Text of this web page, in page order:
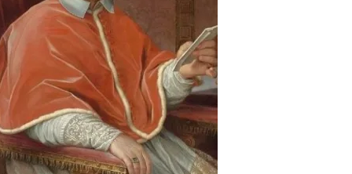
Вас Стильной, Но И Притянут Деньги И Удачу